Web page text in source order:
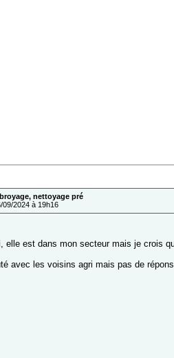
nettoyage pré
09/2024 à 19h16
elle est dans mon secteur mais je crois
avec les voisins agri mais pas de